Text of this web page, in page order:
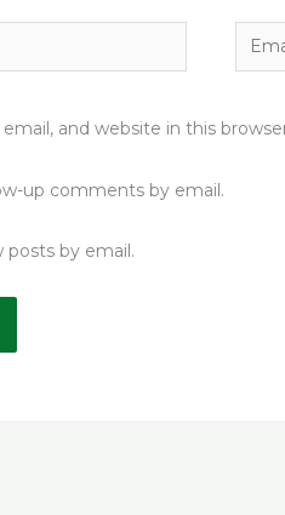
Email*
email, and website in this
up comments by email.
by email.